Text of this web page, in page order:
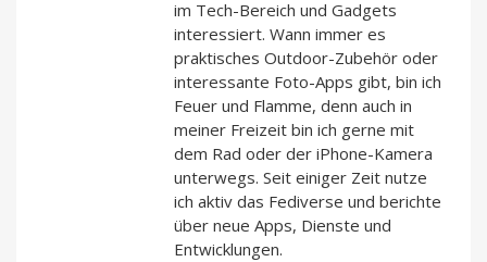
im Tech-Bereich und Gadgets
interessiert. Wann immer es
praktisches Outdoor-Zubehör oder
interessante Foto-Apps gibt, bin ich
Feuer und Flamme, denn auch in
meiner Freizeit bin ich gerne mit
dem Rad oder der iPhone-Kamera
unterwegs. Seit einiger Zeit nutze
ich aktiv das Fediverse und berichte
über neue Apps, Dienste und
Entwicklungen.